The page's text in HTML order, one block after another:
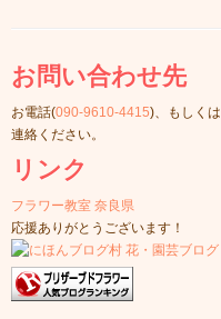
お問い合わせ先
お電話(090-9610-4415)、もしくは
連絡ください。
リンク
フラワー教室 奈良県
応援ありがとうございます！